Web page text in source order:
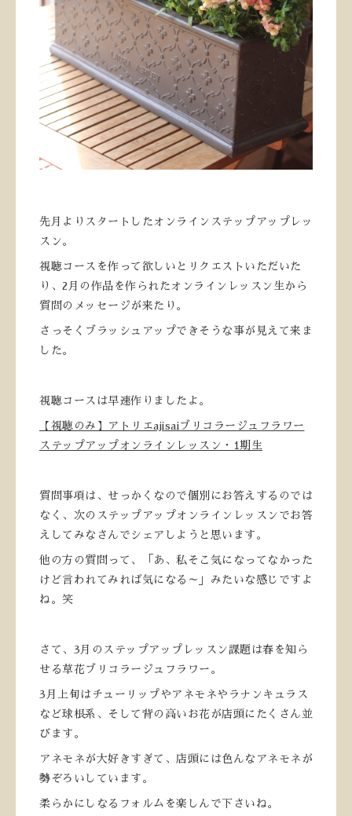
先月よりスタートしたオンラインステップアップレッ
スン。
視聴コースを作って欲しいとリクエストいただいた
り、2月の作品を作られたオンラインレッスン生から
質問のメッセージが来たり。
さっそくブラッシュアップできそうな事が見えて来ま
した。
視聴コースは早速作りましたよ。
【視聴のみ】アトリエajisaiブリコラージュフラワー
ステップアップオンラインレッスン・1期生
質問事項は、せっかくなので個別にお答えするのでは
なく、次のステップアップオンラインレッスンでお答
えしてみなさんでシェアしようと思います。
他の方の質問って、「あ、私そこ気になってなかった
けど言われてみれば気になる～」みたいな感じですよ
ね。笑
さて、3月のステップアップレッスン課題は春を知ら
せる草花ブリコラージュフラワー。
3月上旬はチューリップやアネモネやラナンキュラス
など球根系、そして背の高いお花が店頭にたくさん並
びます。
アネモネが大好きすぎて、店頭には色んなアネモネが
勢ぞろいしています。
柔らかにしなるフォルムを楽しんで下さいね。